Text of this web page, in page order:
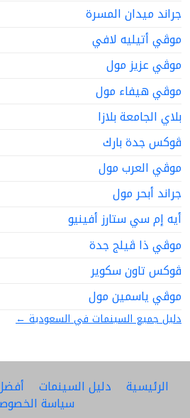
جراند ميدان المسرة
موڤي أتيليه لافي
موڤي عزيز مول
موڤي هيفاء مول
بلاي الجامعة بلازا
ڤوكس جدة بارك
موڤي العرب مول
جراند أبحر مول
أيه إم سي ستارز أفينيو
موڤي ذا ڤيلج جدة
ڤوكس تاون سكوير
موڤي ياسمين مول
دليل جميع السينمات في السعودية ←
الرئيسية دليل السينمات
سياسة